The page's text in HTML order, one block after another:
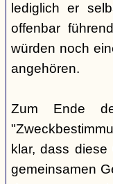
lediglich er
offenbar
würden noch
angehören.
Zum Ende
klar, dass
gemeinsamen